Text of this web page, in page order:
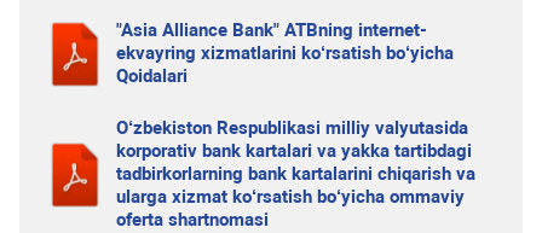
"Asia Alliance Bank" ATBning internet-
ekvayring xizmatlarini ko‘rsatish bo‘yicha
Qoidalari
O‘zbekiston Respublikasi milliy valyutasida
korporativ bank kartalari va yakka tartibdagi
tadbirkorlarning bank kartalarini chiqarish va
ularga xizmat ko‘rsatish bo‘yicha ommaviy
oferta shartnomasi